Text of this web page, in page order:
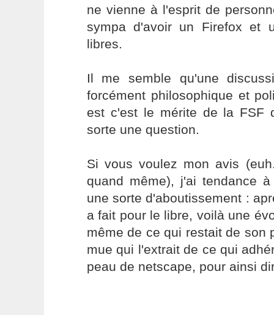
ne vienne à l'esprit de
sympa d'avoir un Firefox et
libres.
Il me semble qu'une
forcément philosophique et
est c'est le mérite de la FSF
sorte une question.
Si vous voulez mon avis
quand même), j'ai tendance
une sorte d'aboutissement :
a fait pour le libre, voilà une
même de ce qui restait de son
mue qui l'extrait de ce qui
peau de netscape, pour ainsi